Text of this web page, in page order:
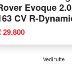
Evoque
CV R-
2022 usata a
29,800
Vedi tutte